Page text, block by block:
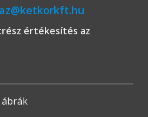
értékesítés az